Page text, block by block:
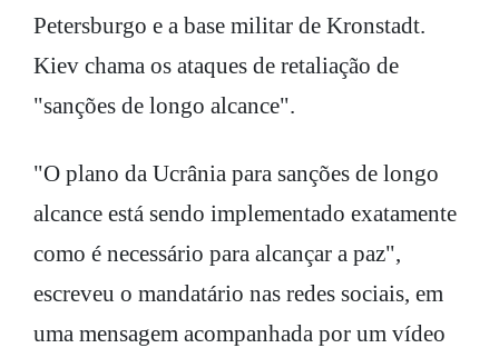
Petersburgo e a base militar de Kronstadt.
Kiev chama os ataques de retaliação de
"sanções de longo alcance".
"O plano da Ucrânia para sanções de longo
alcance está sendo implementado exatamente
como é necessário para alcançar a paz",
escreveu o mandatário nas redes sociais, em
uma mensagem acompanhada por um vídeo